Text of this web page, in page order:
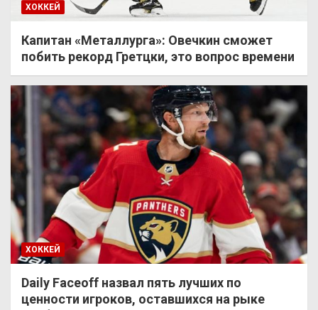
ХОККЕЙ
Капитан «Металлурга»: Овечкин сможет
побить рекорд Гретцки, это вопрос времени
ХОККЕЙ
Daily Faceoff назвал пять лучших по
ценности игроков, оставшихся на рыке